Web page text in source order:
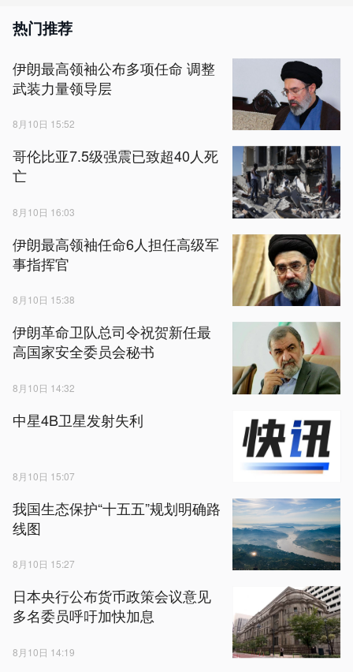
热门推荐
伊朗最高领袖公布多项任命 调整
武装力量领导层
8月10日 15:52
哥伦比亚7.5级强震已致超40人死
亡
8月10日 16:03
伊朗最高领袖任命6人担任高级军
事指挥官
8月10日 15:38
伊朗革命卫队总司令祝贺新任最
高国家安全委员会秘书
8月10日 14:32
中星4B卫星发射失利
8月10日 15:07
我国生态保护“十五五”规划明确路
线图
8月10日 15:27
日本央行公布货币政策会议意见
多名委员呼吁加快加息
8月10日 14:19